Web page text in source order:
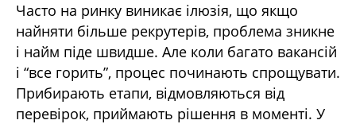
Часто на ринку виникає ілюзія, що якщо
найняти більше рекрутерів, проблема зникне
і найм піде швидше. Але коли багато вакансій
і “все горить”, процес починають спрощувати.
Прибирають етапи, відмовляються від
перевірок, приймають рішення в моменті. У